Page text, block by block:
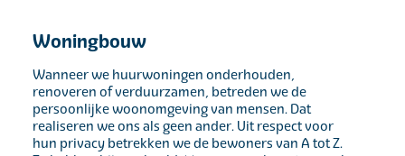
Woningbouw
Wanneer we huurwoningen onderhouden,
renoveren of verduurzamen, betreden we de
persoonlijke woonomgeving van mensen. Dat
realiseren we ons als geen ander. Uit respect voor
hun privacy betrekken we de bewoners van A tot Z.